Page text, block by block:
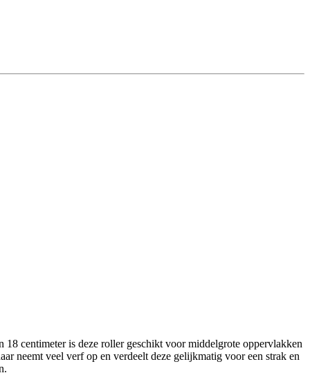
centimeter is deze roller geschikt voor middelgrote oppervlakken
neemt veel verf op en verdeelt deze gelijkmatig voor een strak en